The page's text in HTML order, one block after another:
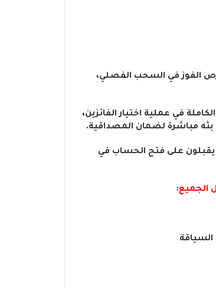
الفوز في السحب الفصلي،
في عملية اختيار الفائزين،
مباشرة لضمان المصداقية.
يقبلون على فتح الحساب في
الجميع: